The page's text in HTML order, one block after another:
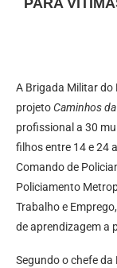
PARA
A Brigada Militar do
projetoCaminhos
profissional a 30
filhos entre 14 e 24
Comando de
Policiamento
Trabalho e
de aprendizagem a
Segundo o chefe